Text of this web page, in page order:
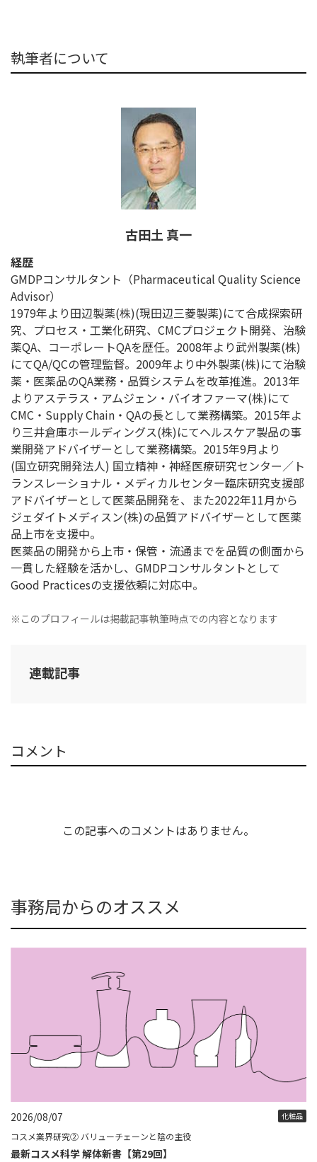
執筆者について
古田土 真一
経歴
GMDPコンサルタント（Pharmaceutical Quality Science
Advisor）
1979年より田辺製薬(株)(現田辺三菱製薬)にて合成探索研
究、プロセス・工業化研究、CMCプロジェクト開発、治験
薬QA、コーポレートQAを歴任。2008年より武州製薬(株)
にてQA/QCの管理監督。2009年より中外製薬(株)にて治験
薬・医薬品のQA業務・品質システムを改革推進。2013年
よりアステラス・アムジェン・バイオファーマ(株)にて
CMC・Supply Chain・QAの長として業務構築。2015年よ
り三井倉庫ホールディングス(株)にてヘルスケア製品の事
業開発アドバイザーとして業務構築。2015年9月より
(国立研究開発法人) 国立精神・神経医療研究センター／ト
ランスレーショナル・メディカルセンター臨床研究支援部
アドバイザーとして医薬品開発を、また2022年11月から
ジェダイトメディスン(株)の品質アドバイザーとして医薬
品上市を支援中。
医薬品の開発から上市・保管・流通までを品質の側面から
一貫した経験を活かし、GMDPコンサルタントとして
Good Practicesの支援依頼に対応中。
※このプロフィールは掲載記事執筆時点での内容となります
連載記事
コメント
この記事へのコメントはありません。
事務局からのオススメ
2026/08/07 化粧品
コスメ業界研究② バリューチェーンと陰の主役
最新コスメ科学 解体新書【第29回】